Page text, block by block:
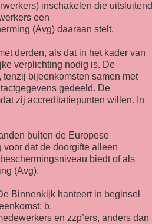
inschakelen die uitsluitend
een
(Avg) daaraan stelt.
derden, als dat in het kader van
verplichting nodig is. De
bijeenkomsten samen met
gedeeld. De
zij accreditatiepunten willen. In
buiten de Europese
dat de doorgifte alleen
biedt of als
(Avg).
Binnenkijk hanteert in beginsel
b.
en zzp’ers, anders dan